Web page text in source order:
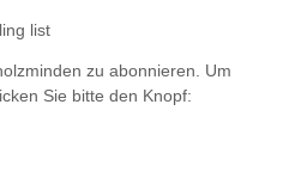
list
zu abonnieren. Um
Sie bitte den Knopf: